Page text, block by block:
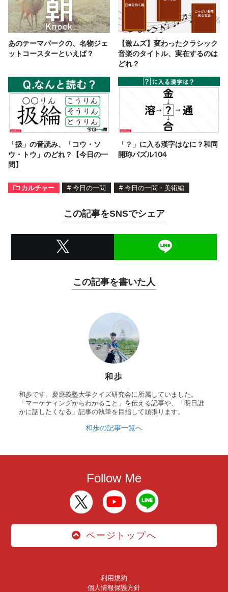
あのテーマパークの、名物ジェ
ットコースターといえば？
【激ムズ】変わったクラシック
音楽のタイトル、実在するのは
どれ？
「扱」の音読み、「コウ・ソ
ウ・トウ」のどれ？【今日の一
問】
「？」に入る漢字はなに？和同
開珎パズル104
カルチャー # 今日の一問 # 今日の一問・美術編
この記事をSNSでシェア
この記事を書いた人
和歩
和歩です。慶應義塾大学クイズ研究会に所属していました。
「マーケティングからわかること」を伝える記事や、「明日誰
かに話したくなる」記事の執筆を目指して頑張ります。
和歩の記事一覧へ
Follow Me
ページトップへ
利用規約
個人情報保護方針